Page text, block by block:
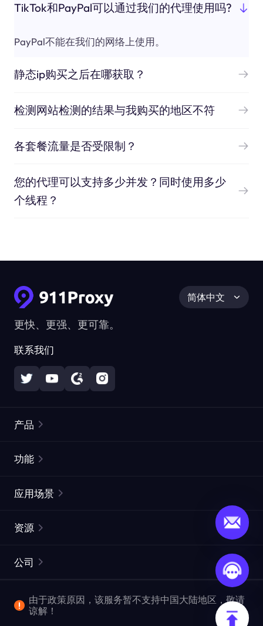
TikTok和PayPal可以通过我们的代理使用吗?
PayPal不能在我们的网络上使用。
静态ip购买之后在哪获取？
检测网站检测的结果与我购买的地区不符
各套餐流量是否受限制？
您的代理可以支持多少并发？同时使用多少
个线程？
更快、更强、更可靠。
联系我们
简体中文
产品
静态住宅代理
网页抓取 API
视频下载 API
功能
ISP代理
ProxySite
应用场景
市场研究
爬行和索引
资源
常见问题解答
位置
公司
企业服务
由于政策原因，该服务暂不支持中国大陆地区，敬请
谅解！